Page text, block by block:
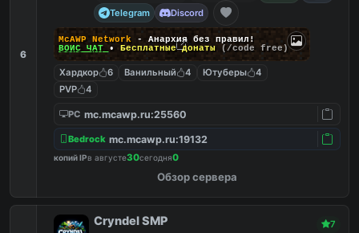
6
Telegram
Discord
McAWP Network
- Анархия без правил!
ВОЙС ЧАТ
• Бесплатные донаты (/code free)
Хардкор 6 Ванильный 4 Ютуберы
4
PVP
4
PC mc.mcawp.ru:25560
Bedrock mc.mcawp.ru:19132
копий IPв августе30сегодня0
Обзор сервера
Cryndel SMP 7